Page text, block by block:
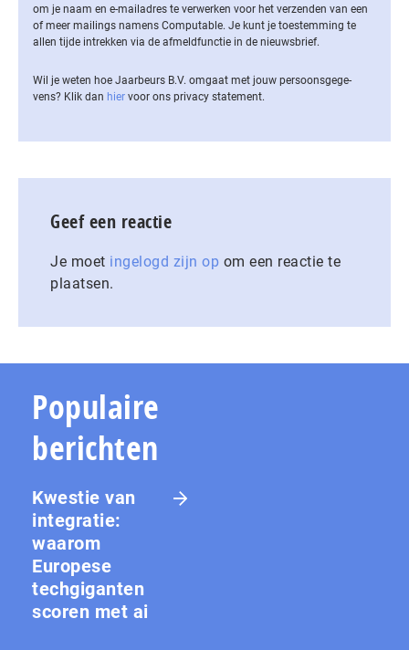
om je naam en e-mailadres te verwerken voor het verzenden van een
of meer mailings namens Computable. Je kunt je toestemming te
allen tijde intrekken via de af­meld­func­tie in de nieuwsbrief.
Wil je weten hoe Jaarbeurs B.V. omgaat met jouw per­soons­ge­ge­
vens? Klik dan hier voor ons privacy statement.
Geef een reactie
Je moet ingelogd zijn op om een reactie te
plaatsen.
Populaire
berichten
Kwestie van
integratie:
waarom
Europese
techgiganten
scoren met ai